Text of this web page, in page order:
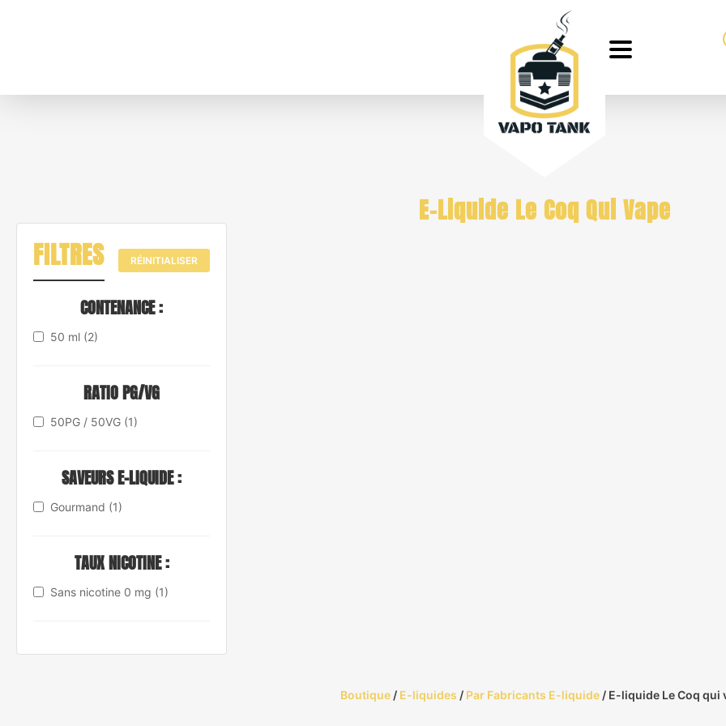
E-Liquide Le Coq Qui Vape
FILTRES RÉINITIALISER
CONTENANCE :
50 ml (2)
RATIO PG/VG
50PG / 50VG (1)
SAVEURS E-LIQUIDE :
Gourmand (1)
TAUX NICOTINE :
Sans nicotine 0 mg (1)
Boutique/ E-liquides / Par Fabricants E-liquide/ E-liquide Le Coq qui